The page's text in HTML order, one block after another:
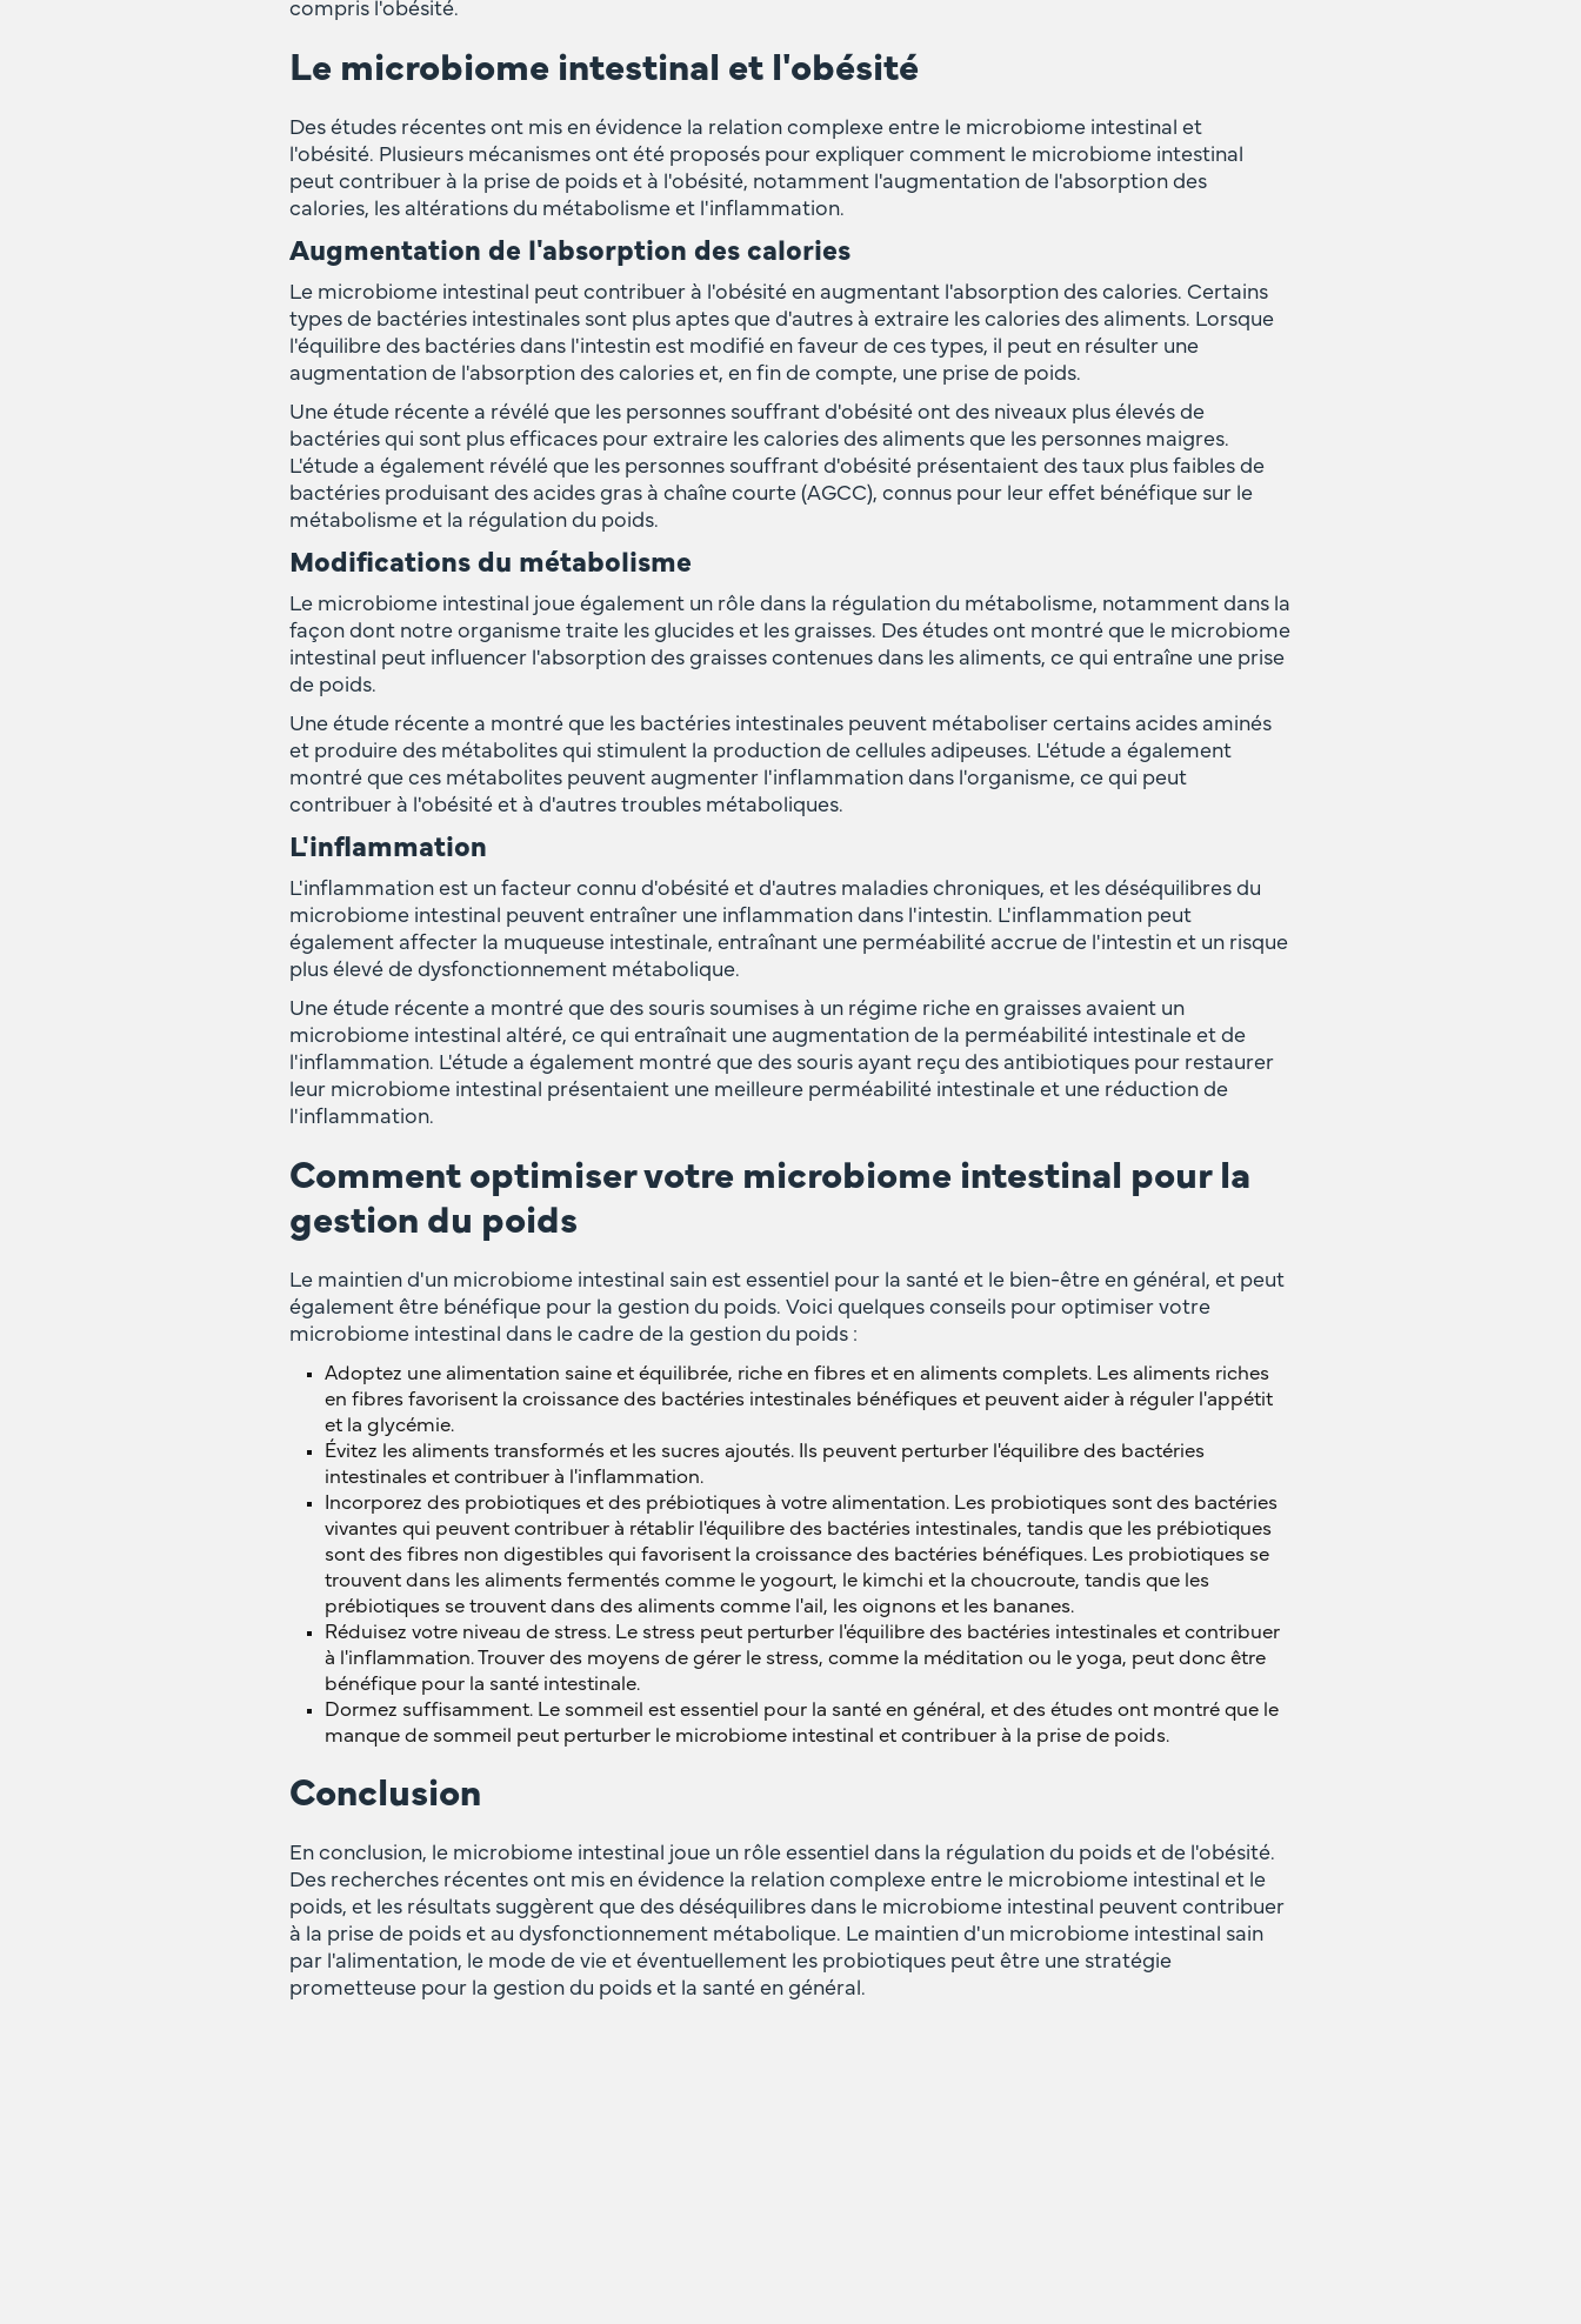
compris l'obésité.
Le microbiome intestinal et l'obésité
Des études récentes ont mis en évidence la relation complexe entre le microbiome intestinal et
l'obésité. Plusieurs mécanismes ont été proposés pour expliquer comment le microbiome intestinal
peut contribuer à la prise de poids et à l'obésité, notamment l'augmentation de l'absorption des
calories, les altérations du métabolisme et l'inflammation.
Augmentation de l'absorption des calories
Le microbiome intestinal peut contribuer à l'obésité en augmentant l'absorption des calories. Certains
types de bactéries intestinales sont plus aptes que d'autres à extraire les calories des aliments. Lorsque
l'équilibre des bactéries dans l'intestin est modifié en faveur de ces types, il peut en résulter une
augmentation de l'absorption des calories et, en fin de compte, une prise de poids.
Une étude récente a révélé que les personnes souffrant d'obésité ont des niveaux plus élevés de
bactéries qui sont plus efficaces pour extraire les calories des aliments que les personnes maigres.
L'étude a également révélé que les personnes souffrant d'obésité présentaient des taux plus faibles de
bactéries produisant des acides gras à chaîne courte (AGCC), connus pour leur effet bénéfique sur le
métabolisme et la régulation du poids.
Modifications du métabolisme
Le microbiome intestinal joue également un rôle dans la régulation du métabolisme, notamment dans la
façon dont notre organisme traite les glucides et les graisses. Des études ont montré que le microbiome
intestinal peut influencer l'absorption des graisses contenues dans les aliments, ce qui entraîne une prise
de poids.
Une étude récente a montré que les bactéries intestinales peuvent métaboliser certains acides aminés
et produire des métabolites qui stimulent la production de cellules adipeuses. L'étude a également
montré que ces métabolites peuvent augmenter l'inflammation dans l'organisme, ce qui peut
contribuer à l'obésité et à d'autres troubles métaboliques.
L'inflammation
L'inflammation est un facteur connu d'obésité et d'autres maladies chroniques, et les déséquilibres du
microbiome intestinal peuvent entraîner une inflammation dans l'intestin. L'inflammation peut
également affecter la muqueuse intestinale, entraînant une perméabilité accrue de l'intestin et un risque
plus élevé de dysfonctionnement métabolique.
Une étude récente a montré que des souris soumises à un régime riche en graisses avaient un
microbiome intestinal altéré, ce qui entraînait une augmentation de la perméabilité intestinale et de
l'inflammation. L'étude a également montré que des souris ayant reçu des antibiotiques pour restaurer
leur microbiome intestinal présentaient une meilleure perméabilité intestinale et une réduction de
l'inflammation.
Comment optimiser votre microbiome intestinal pour la
gestion du poids
Le maintien d'un microbiome intestinal sain est essentiel pour la santé et le bien-être en général, et peut
également être bénéfique pour la gestion du poids. Voici quelques conseils pour optimiser votre
microbiome intestinal dans le cadre de la gestion du poids :
Adoptez une alimentation saine et équilibrée, riche en fibres et en aliments complets. Les aliments riches
en fibres favorisent la croissance des bactéries intestinales bénéfiques et peuvent aider à réguler l'appétit
et la glycémie.
Évitez les aliments transformés et les sucres ajoutés. Ils peuvent perturber l'équilibre des bactéries
intestinales et contribuer à l'inflammation.
Incorporez des probiotiques et des prébiotiques à votre alimentation. Les probiotiques sont des bactéries
vivantes qui peuvent contribuer à rétablir l'équilibre des bactéries intestinales, tandis que les prébiotiques
sont des fibres non digestibles qui favorisent la croissance des bactéries bénéfiques. Les probiotiques se
trouvent dans les aliments fermentés comme le yogourt, le kimchi et la choucroute, tandis que les
prébiotiques se trouvent dans des aliments comme l'ail, les oignons et les bananes.
Réduisez votre niveau de stress. Le stress peut perturber l'équilibre des bactéries intestinales et contribuer
à l'inflammation. Trouver des moyens de gérer le stress, comme la méditation ou le yoga, peut donc être
bénéfique pour la santé intestinale.
Dormez suffisamment. Le sommeil est essentiel pour la santé en général, et des études ont montré que le
manque de sommeil peut perturber le microbiome intestinal et contribuer à la prise de poids.
Conclusion
En conclusion, le microbiome intestinal joue un rôle essentiel dans la régulation du poids et de l'obésité.
Des recherches récentes ont mis en évidence la relation complexe entre le microbiome intestinal et le
poids, et les résultats suggèrent que des déséquilibres dans le microbiome intestinal peuvent contribuer
à la prise de poids et au dysfonctionnement métabolique. Le maintien d'un microbiome intestinal sain
par l'alimentation, le mode de vie et éventuellement les probiotiques peut être une stratégie
prometteuse pour la gestion du poids et la santé en général.